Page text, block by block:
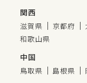
関西
滋賀県 京都府
和歌山県
中国
鳥取県 島根県